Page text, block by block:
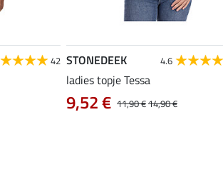
42 STONEDEEK 4.6
ladies topje Tessa
11,90 €14,90 €
9,52 €